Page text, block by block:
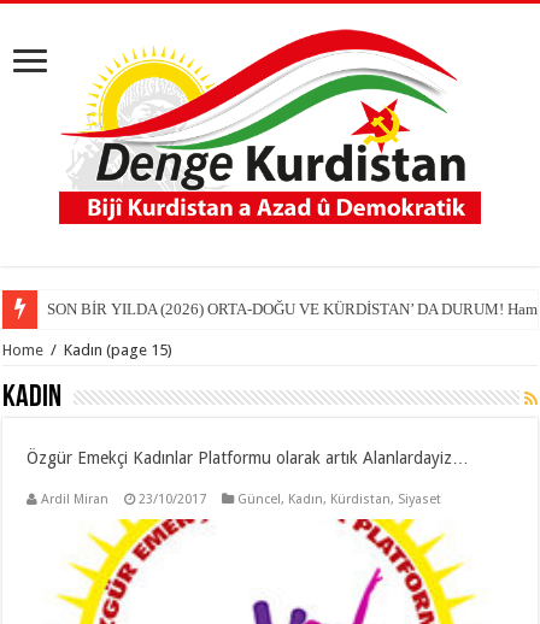
SON BİR YILDA (2026) ORTA-DOĞU VE KÜRDİSTAN’ DA DURUM!
Home / Kadın (page 15)
Kadın
Özgür Emekçi Kadınlar Platformu olarak artık Alanlardayiz…
Ardil Miran 23/10/2017 Güncel, Kadın, Kürdistan, Siyaset